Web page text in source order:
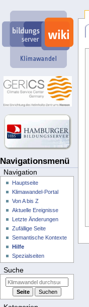
Navigationsmenü
Navigation
Hauptseite
Klimawandel-Portal
Von A bis Z
Aktuelle Ereignisse
Letzte Änderungen
Zufällige Seite
Semantische Kontexte
Hilfe
Spezialseiten
Suche